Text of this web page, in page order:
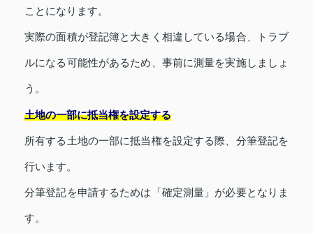
ことになります。
実際の面積が登記簿と大きく相違している場合、トラブ
ルになる可能性があるため、事前に測量を実施しましょ
う。
土地の一部に抵当権を設定する
所有する土地の一部に抵当権を設定する際、分筆登記を
行います。
分筆登記を申請するためは「確定測量」が必要となりま
す。